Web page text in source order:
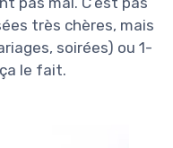
très chères, mais
soirées) ou 1-
le fait.